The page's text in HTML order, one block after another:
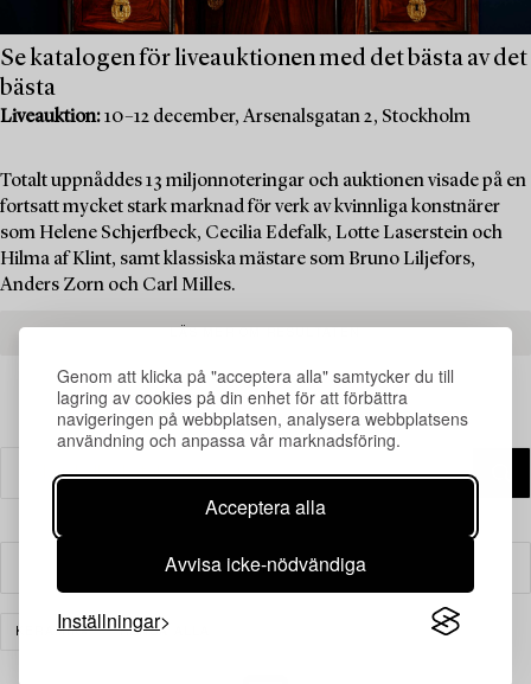
Genom att klicka på "acceptera alla" samtycker du till
lagring av cookies på din enhet för att förbättra
navigeringen på webbplatsen, analysera webbplatsens
användning och anpassa vår marknadsföring.
Acceptera alla
Avvisa icke-nödvändiga
Inställningar
Se katalogen för liveauktionen med det bästa av det
bästa
Liveauktion:10–12 december, Arsenalsgatan 2, Stockholm
Totalt uppnåddes 13 miljonnoteringar och auktionen visade på en
fortsatt mycket stark marknad för verk av kvinnliga konstnärer
som Helene Schjerfbeck, Cecilia Edefalk, Lotte Laserstein och
Hilma af Klint, samt klassiska mästare som Bruno Liljefors,
Anders Zorn och Carl Milles.
Filter
KERAMIK RENSA ALLA